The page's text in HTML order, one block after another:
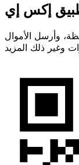
وأرسل الأموال